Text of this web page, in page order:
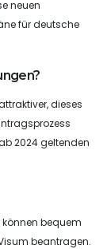
neuen
für deutsche
dieses
2024 geltenden
können bequem
beantragen.